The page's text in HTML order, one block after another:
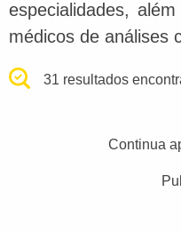
especialidades,
médicos de análises
31 resultados
Continua